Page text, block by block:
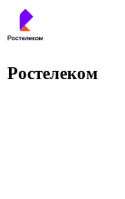
Ростелеком